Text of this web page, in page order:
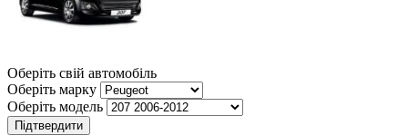
Оберіть свій автомобіль
Оберіть марку
Оберіть модель
Підтвердити